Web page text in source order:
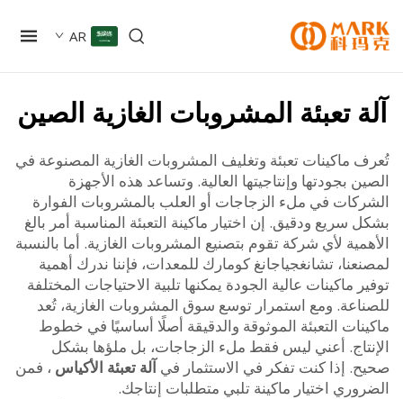
AR
تعبئة المشروبات الغازية الصين
ماكينات تعبئة وتغليف المشروبات الغازية المصنوعة في
بجودتها وإنتاجيتها العالية. وتساعد هذه الأجهزة
في ملء الزجاجات أو العلب بالمشروبات الفوارة
سريع ودقيق. إن اختيار ماكينة التعبئة المناسبة أمر بالغ
لأي شركة تقوم بتصنيع المشروبات الغازية. أما بالنسبة
تشانغجياجانغ كومارك للمعدات، فإننا ندرك أهمية
ماكينات عالية الجودة يمكنها تلبية الاحتياجات المختلفة
ومع استمرار توسع سوق المشروبات الغازية، تُعد
التعبئة الموثوقة والدقيقة أصلًا أساسيًا في خطوط
أعني ليس فقط ملء الزجاجات، بل ملؤها بشكل
إذا كنت تفكر في الاستثمار فيآلة تعبئة الأكياس، فمن
اختيار ماكينة تلبي متطلبات إنتاجك.